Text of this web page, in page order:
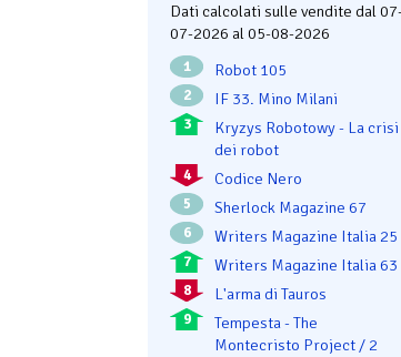
Dati calcolati sulle vendite dal
07-2026 al 05-08-2026
1 Robot 105
2 IF 33. Mino Milani
3
Kryzys Robotowy - La crisi
dei robot
4 Codice Nero
5 Sherlock Magazine 67
6 Writers Magazine Italia 25
7 Writers Magazine Italia 63
8 L'arma di Tauros
9
Tempesta - The
Montecristo Project / 2